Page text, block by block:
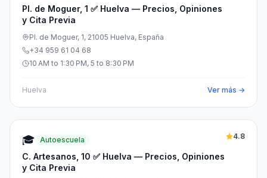
Pl. de Moguer, 1 ✅ Huelva — Precios, Opiniones
y Cita Previa
Pl. de Moguer, 1, 21005 Huelva, España
+34 959 61 04 68
10 AM to 1:30 PM, 5 to 8:30 PM
Huelva Ver más →
🎓 Autoescuela
C. Artesanos, 10 ✅ Huelva — Precios, Opiniones
y Cita Previa
4.8